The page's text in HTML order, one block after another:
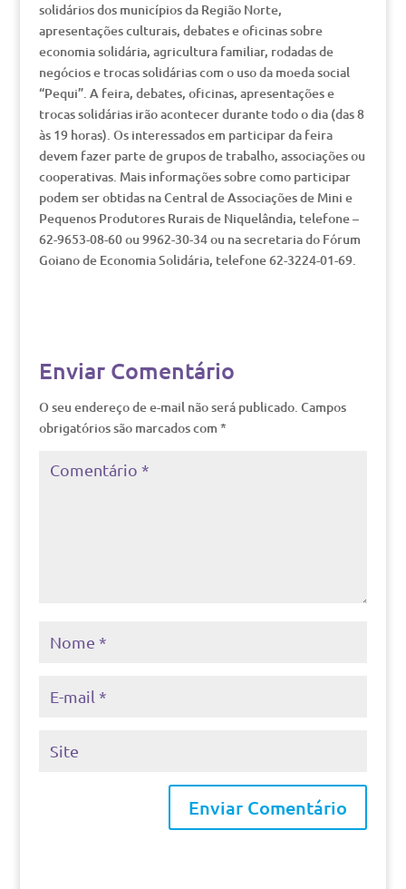
solidários dos municípios da Região Norte,
apresentações culturais, debates e oficinas sobre
economia solidária, agricultura familiar, rodadas de
negócios e trocas solidárias com o uso da moeda social
“Pequi”. A feira, debates, oficinas, apresentações e
trocas solidárias irão acontecer durante todo o dia (das 8
às 19 horas). Os interessados em participar da feira
devem fazer parte de grupos de trabalho, associações ou
cooperativas. Mais informações sobre como participar
podem ser obtidas na Central de Associações de Mini e
Pequenos Produtores Rurais de Niquelândia, telefone –
62-9653-08-60 ou 9962-30-34 ou na secretaria do Fórum
Goiano de Economia Solidária, telefone 62-3224-01-69.
Enviar Comentário
O seu endereço de e-mail não será publicado. Campos
obrigatórios são marcados com *